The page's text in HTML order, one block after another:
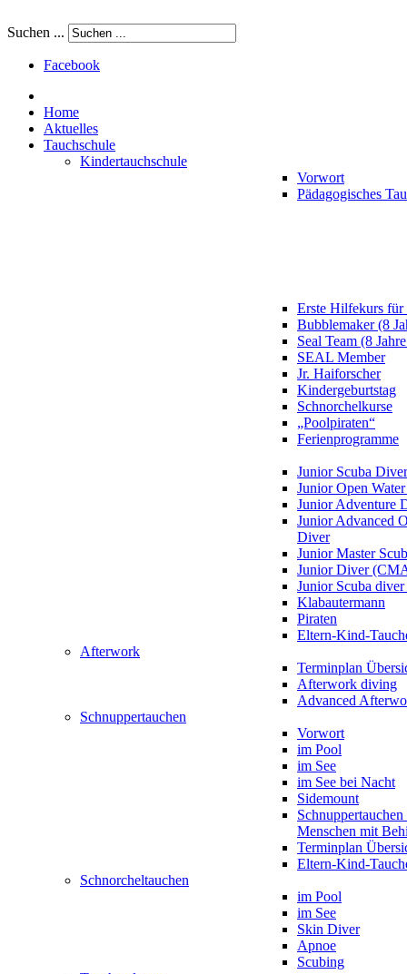
Suchen ...
Facebook
Home
Aktuelles
Tauchschule
Kindertauchschule
Vorwort
Pädagogisches
Erste Hilfekurs
Bubblemaker (8
Seal Team (8
SEAL Member
Jr. Haiforscher
Kindergeburtstag
Schnorchelkurse
„Poolpiraten“
Ferienprogramme
Junior Scuba Diver
Junior Open
Junior Adventure
Junior Advanced
Diver
Junior Master
Junior Diver
Junior Scuba
Klabautermann
Piraten
Eltern-Kind-
Afterwork
Terminplan
Afterwork diving
Advanced
Schnuppertauchen
Vorwort
im Pool
im See
im See bei Nacht
Sidemount
Menschen mit
Terminplan
Eltern-Kind-
Schnorcheltauchen
im Pool
im See
Skin Diver
Apnoe
Scubing